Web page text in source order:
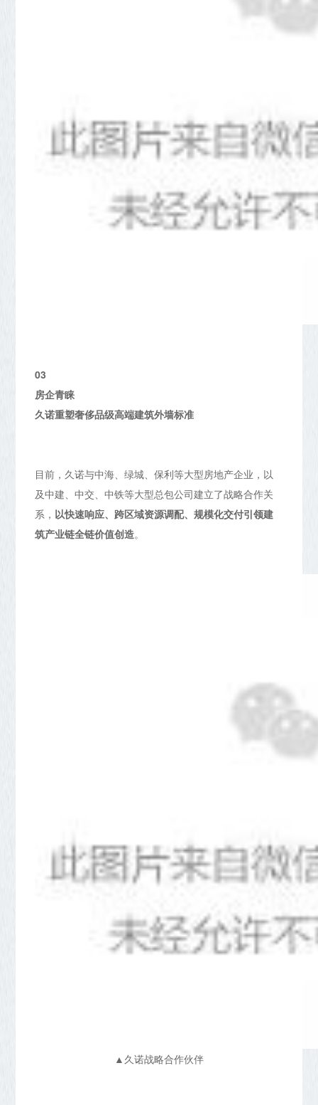
03
房企青睐
久诺重塑奢侈品级高端建筑外墙标准
目前，久诺与中海、绿城、保利等大型房地产企业，以
及中建、中交、中铁等大型总包公司建立了战略合作关
系， 以快速响应、跨区域资源调配、规模化交付引领建
筑产业链全链价值创造。
▲久诺战略合作伙伴